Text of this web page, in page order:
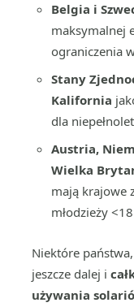
Belgia i
maksymalnej
ograniczenia
Stany
Kalifornia
dla
Austria,
Wielka
mają krajowe
młodzieży
Niektóre
jeszcze dalej i
używania